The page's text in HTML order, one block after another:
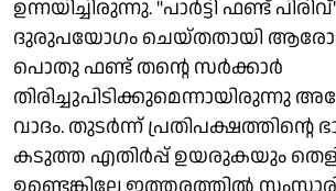
ഉന്നയിച്ചിരുന്നു. "പാർട്ടി ഫണ്ട്
ദുരുപയോഗം ചെയ്തതായി
പൊതു ഫണ്ട് തൻ്റെ സർക്കാർ
തിരിച്ചുപിടിക്കുമെന്നായിരുന്നു
വാദം. തുടർന്ന് പ്രതിപക്ഷത്തിൻ്റെ
കടുത്ത എതിർപ്പ് ഉയരുകയും